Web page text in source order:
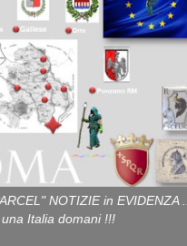
NOTIZIE in EVIDENZA ...
Italia domani !!!